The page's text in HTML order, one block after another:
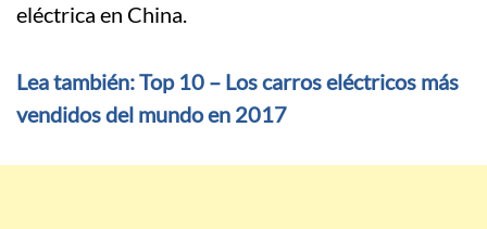
eléctrica en China.
Lea también: Top 10 – Los carros eléctricos más
vendidos del mundo en 2017